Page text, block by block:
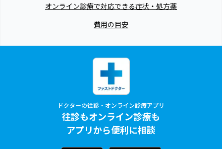
オンライン診療で対応できる症状・処方薬
費用の目安
ドクターの往診・オンライン診療アプリ
往診もオンライン診療も
アプリから便利に相談